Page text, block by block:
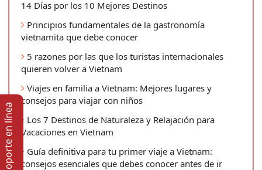
14 Días por los 10 Mejores Destinos
Principios fundamentales de la gastronomía
vietnamita que debe conocer
5 razones por las que los turistas internacionales
quieren volver a Vietnam
Viajes en familia a Vietnam: Mejores lugares y
consejos para viajar con niños
Los 7 Destinos de Naturaleza y Relajación para
Vacaciones en Vietnam
Guía definitiva para tu primer viaje a Vietnam:
consejos esenciales que debes conocer antes de ir
Soporte en lí­nea